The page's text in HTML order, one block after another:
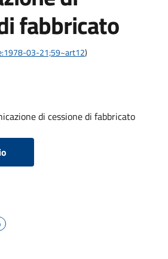
fabbricato
03-21;59~art12)
di cessione di fabbricato